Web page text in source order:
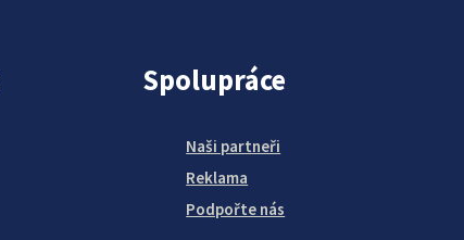
Spolupráce
Naši partneři
Reklama
Podpořte nás